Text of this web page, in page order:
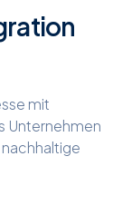
mit
Unternehmen